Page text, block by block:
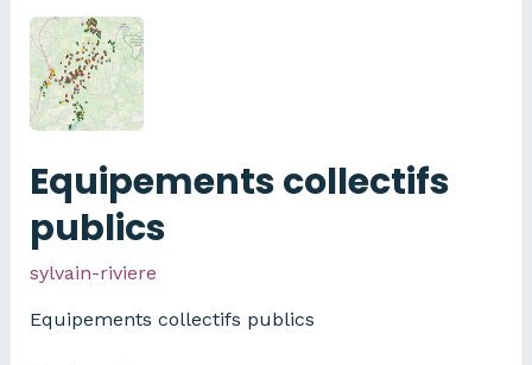
département
du
Var
Equipements collectifs
publics
sylvain-riviere
Equipements collectifs publics